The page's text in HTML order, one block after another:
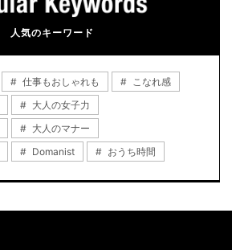
人気のキーワード
仕事もおしゃれも
こなれ感
大人の女子力
大人のマナー
Domanist おうち時間